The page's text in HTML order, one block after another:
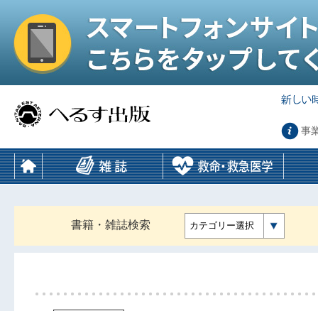
事
書籍・雑誌検索 カテゴリー選択